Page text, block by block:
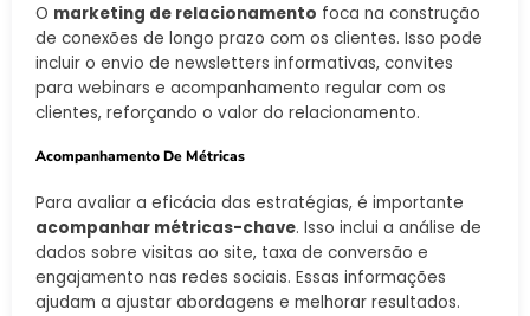
O marketing de relacionamento foca na construção
de conexões de longo prazo com os clientes. Isso pode
incluir o envio de newsletters informativas, convites
para webinars e acompanhamento regular com os
clientes, reforçando o valor do relacionamento.
Acompanhamento De Métricas
Para avaliar a eficácia das estratégias, é importante
acompanhar métricas-chave. Isso inclui a análise de
dados sobre visitas ao site, taxa de conversão e
engajamento nas redes sociais. Essas informações
ajudam a ajustar abordagens e melhorar resultados.